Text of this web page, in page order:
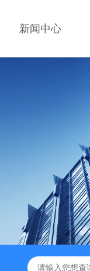
新闻中心
钢结构防火涂料测厚